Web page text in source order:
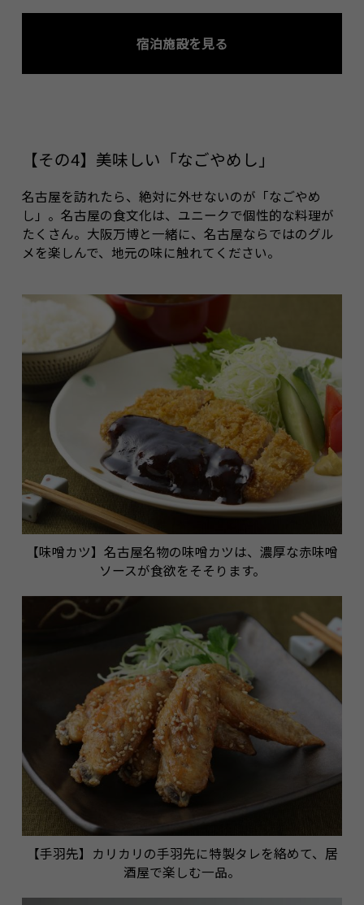
宿泊施設を見る
【その4】美味しい「なごやめし」
名古屋を訪れたら、絶対に外せないのが「なごやめ
し」。名古屋の食文化は、ユニークで個性的な料理が
たくさん。大阪万博と一緒に、名古屋ならではのグル
メを楽しんで、地元の味に触れてください。
【味噌カツ】名古屋名物の味噌カツは、濃厚な赤味噌
ソースが食欲をそそります。
【手羽先】カリカリの手羽先に特製タレを絡めて、居
酒屋で楽しむ一品。